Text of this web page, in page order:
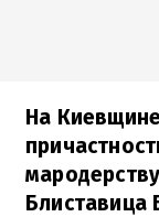
На
Блиставица